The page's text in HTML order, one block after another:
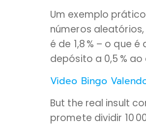
Um exemplo
números
é de 1,8 % – o que
depósito a 0,5 % ao
Video Bingo
But the real insult
promete dividir 10